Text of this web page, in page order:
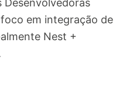
em integração de
Nest +